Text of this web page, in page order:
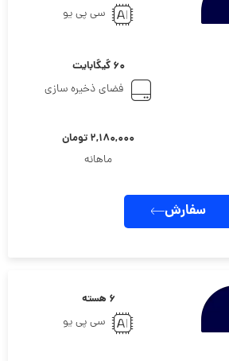
سی پی یو
۶۰ گیگابایت
فضای ذخیره سازی
۲,۱۸۰,۰۰۰ تومان
ماهانه
سفارش
۶ هسته
سی پی یو